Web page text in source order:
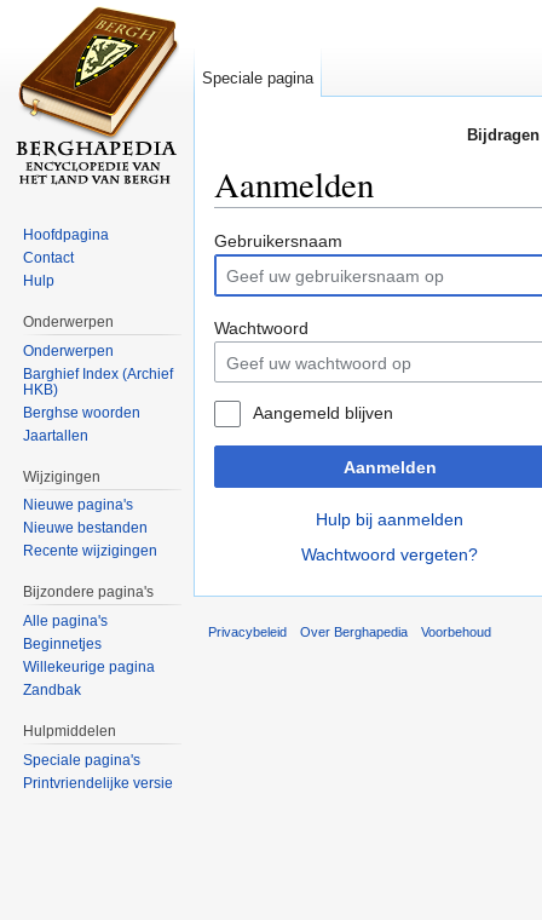
Aanmelden
Gebruikersnaam
Wachtwoord
Aangemeld blijven
Aanmelden
Hulp bij aanmelden
Wachtwoord vergeten?
Speciale pagina
Hoofdpagina
Contact
Hulp
Onderwerpen
Onderwerpen
Barghief Index (Archief
HKB)
Berghse woorden
Jaartallen
Wijzigingen
Nieuwe pagina's
Nieuwe bestanden
Recente wijzigingen
Bijzondere pagina's
Alle pagina's
Beginnetjes
Willekeurige pagina
Zandbak
Hulpmiddelen
Speciale pagina's
Printvriendelijke versie
Privacybeleid Over Berghapedia Voorbehoud